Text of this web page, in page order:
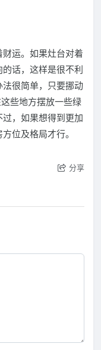
运。如果灶台对着
话，这样是很不利
很简单，只要挪动
些地方摆放一些绿
，如果想得到更加
位及格局才行。
分享